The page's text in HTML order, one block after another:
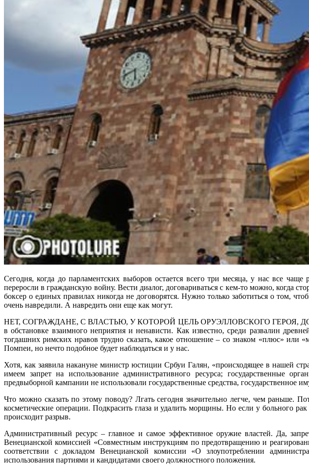
Сегодня, когда до парламентских выборов остается всего три месяца, у нас все
переросли в гражданскую войну. Вести диалог, договариваться с кем-то можно, когда
боксер о единых правилах никогда не договорятся. Нужно только заботиться о том,
очень навредили. А навредить они еще как могут.
НЕТ, СОГРАЖДАНЕ, С ВЛАСТЬЮ, У КОТОРОЙ ЦЕЛЬ ОРУЭЛЛОВСКОГО ГЕРОЯ,
в обстановке взаимного неприятия и ненависти. Как известно, среди развалин
тогдашних римских нравов трудно сказать, какое отношение – со знаком «плюс»
Помпеи, но нечто подобное будет наблюдаться и у нас.
Хотя, как заявила накануне министр юстиции Србуи Галян, «происходящее в нашей
имеем запрет на использование административного ресурса; государственные
предвыборной кампании не использовали государственные средства, государственное
Что можно сказать по этому поводу? Лгать сегодня значительно легче, чем раньше.
косметические операции. Подкрасить глаза и удалить морщины. Но если у больного
происходит разрыв.
Административный ресурс – главное и самое эффективное оружие властей. Да,
Венецианской комиссией «Совместным инструкциям по предотвращению и
соответствии с докладом Венецианской комиссии «О злоупотреблении
использования партиями и кандидатами своего должностного положения.